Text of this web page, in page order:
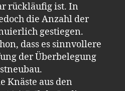
rückläufig ist. In
die Anzahl der
gestiegen.
dass es sinnvollere
der Überbelegung
Knäste aus den